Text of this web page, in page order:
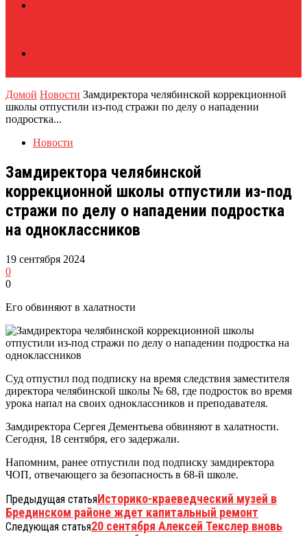
Домой Новости Замдиректора челябинской коррекционной
школы отпустили из-под стражи по делу о нападении
подростка...
Новости
Замдиректора челябинской
коррекционной школы отпустили из-под
стражи по делу о нападении подростка
на одноклассников
19 сентября 2024
0
0
Его обвиняют в халатности
Суд отпустил под подписку на время следствия заместителя
директора челябинской школы № 68, где подросток во время
урока напал на своих одноклассников и преподавателя.
Замдиректора Сергея Дементьева обвиняют в халатности.
Сегодня, 18 сентября, его задержали.
Напомним, ранее отпустили под подписку замдиректора
ЧОП, отвечающего за безопасность в 68-й школе.
Предыдущая статьяИсторико-краеведческий музей в
Брединском районе ждет капитальный ремонт
Следующая статья20 сентября Алексей Текслер вновь